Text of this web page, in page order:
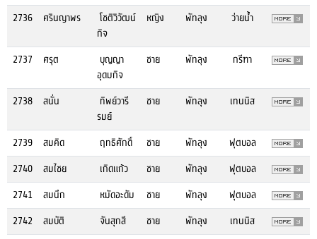
2736 ศรินญาพร
โชติวิวัฒน์
กิจ
หญิง พัทลุง ว่ายน้ำ
2737 ศรุต
บุญญา
อุดมกิจ
ชาย พัทลุง กรีฑา
2738 สนั่น
ทิพย์วารี
รมย์
ชาย พัทลุง เทนนิส
2739 สมคิด ฤทธิศักดิ์ ชาย พัทลุง
ฟุตบอล
2740
สมไชย เกิดแก้ว ชาย พัทลุง
ฟุตบอล
2741
สมนึก หมัดอะดัม ชาย พัทลุง
ฟุตบอล
2742
สมบัติ จันสุกสี ชาย พัทลุง
เทนนิส